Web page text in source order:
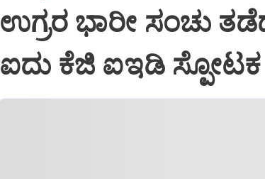
ಉಗ್ರರ ಭಾರೀ ಸಂಚು
ಐದು ಕೆಜಿ ಐಇಡಿ ಸ್ಪೋಟಕ